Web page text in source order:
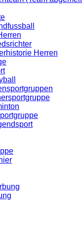
Herren